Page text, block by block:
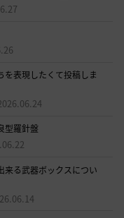
を表現したくて投稿しま
型羅針盤
来る武器ボックスについ